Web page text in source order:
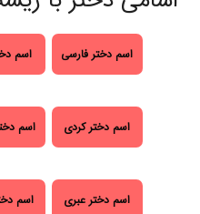
اسم دختر فارسی اسم
اسم دختر کردی اسم
اسم دختر عبری اسم